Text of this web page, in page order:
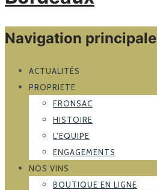
Navigation principale
ACTUALITÉS
PROPRIETE
FRONSAC
HISTOIRE
L’EQUIPE
ENGAGEMENTS
NOS VINS
BOUTIQUE EN LIGNE